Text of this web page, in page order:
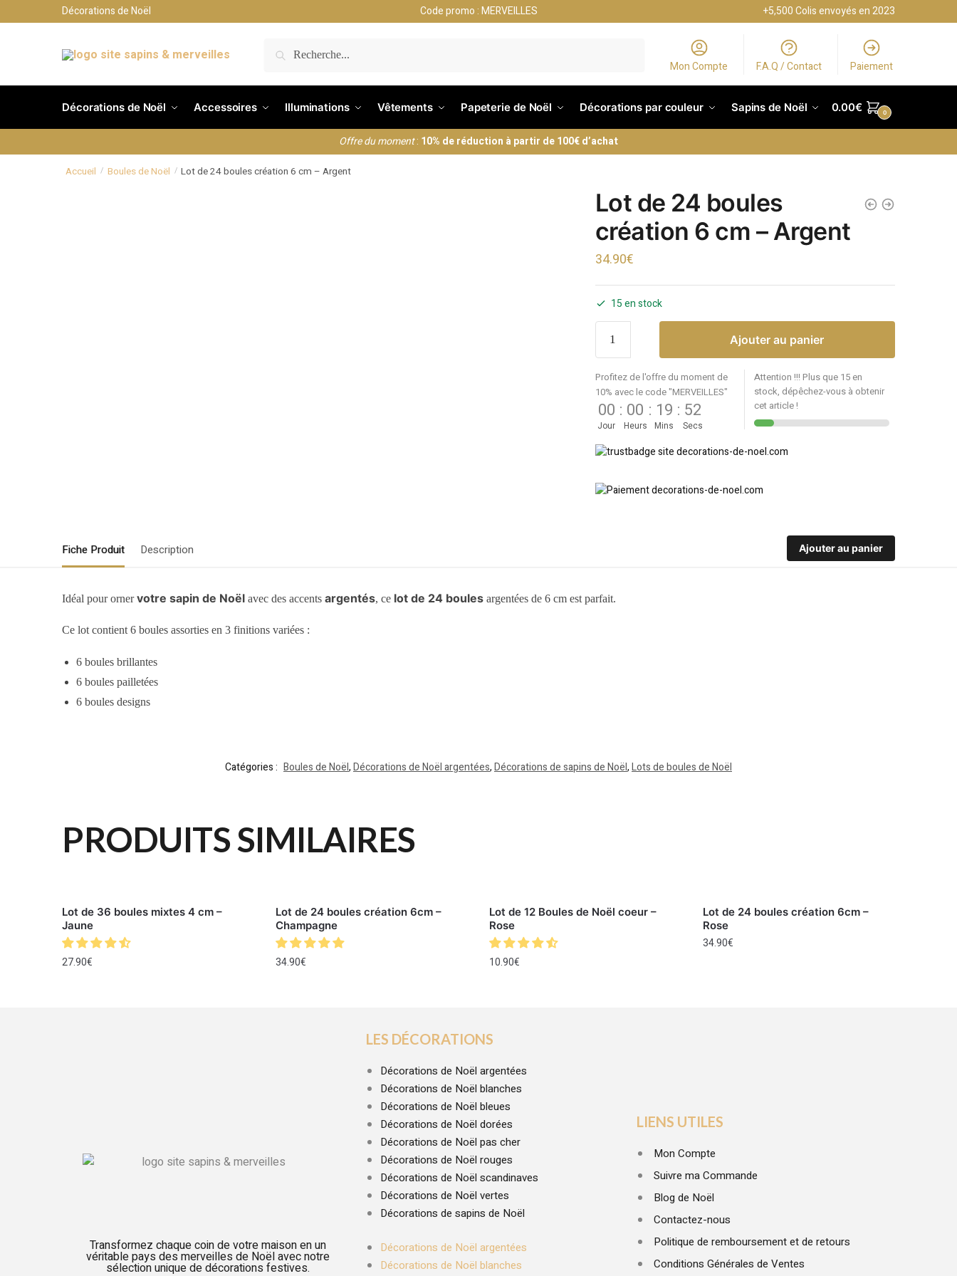
Décorations de Noël Code promo : MERVEILLES +5,500 Colis envoyés en 2023
RECHERCHE
Mon Compte F.A.Q / Contact Paiement
Décorations de Noël Accessoires Illuminations Vêtements Papeterie de Noël Décorations par couleur Sapins de Noël 0.00€ 0
Offre du moment: 10% de réduction à partir de 100€ d’achat
Accueil / Boules de Noël / Lot de 24 boules création 6 cm – Argent
Lot de 24 boules
création 6 cm – Argent
34.90€
15 en stock
Ajouter au panier
Profitez de l'offre du moment de
10% avec le code "MERVEILLES"
00
Jour
: 00
Heurs
: 19
Mins
: 52
Secs
Attention !!! Plus que 15 en
stock, dépêchez-vous à obtenir
cet article !
Fiche Produit Description Ajouter au panier
Idéal pour ornervotre sapin de Noël avec des accentsargentés, ce lot de 24 boules argentées de 6 cm est parfait.
Ce lot contient 6 boules assorties en 3 finitions variées :
6 boules brillantes
6 boulespailletées
6 boules designs
Catégories : Boules de Noël,Décorations de Noël argentées,Décorations de sapins de Noël,Lots de boules de Noël
PRODUITS SIMILAIRES
Lot de 36 boules mixtes 4 cm –
Jaune
27.90€
Lot de 24 boules création 6cm –
Champagne
34.90€
Lot de 12 Boules de Noël coeur –
Rose
10.90€
Lot de 24 boules création 6cm –
Rose
34.90€
Transformez chaque coin de votre maison en un
véritable pays des merveilles de Noël avec notre
sélection unique de décorations festives.
LES DÉCORATIONS
Décorations de Noël argentées
Décorations de Noël blanches
Décorations de Noël bleues
Décorations de Noël dorées
Décorations de Noël pas cher
Décorations de Noël rouges
Décorations de Noël scandinaves
Décorations de Noël vertes
Décorations de sapins de Noël
Décorations de Noël argentées
Décorations de Noël blanches
LIENS UTILES
Mon Compte
Suivre ma Commande
Blog de Noël
Contactez-nous
Politique de remboursement et de retours
Conditions Générales de Ventes